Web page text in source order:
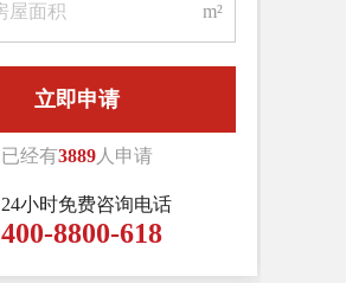
m²
已经有3889人申请
24小时免费咨询电话
400-8800-618